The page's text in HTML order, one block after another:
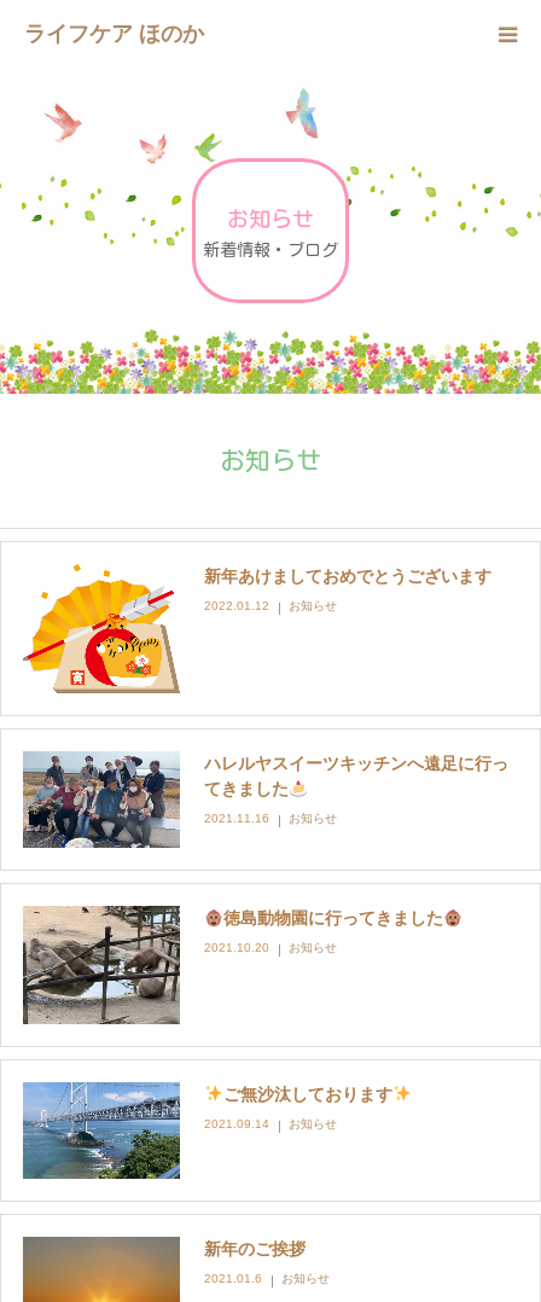
ライフケア ほのか
お知らせ
新着情報・ブログ
お知らせ
新年あけましておめでとうございます
2022.01.12 お知らせ
ハレルヤスイーツキッチンへ遠足に行っ
てきました
2021.11.16 お知らせ
徳島動物園に行ってきました
2021.10.20 お知らせ
ご無沙汰しております
2021.09.14 お知らせ
新年のご挨拶
2021.01.6 お知らせ
一日の流れ・年間行事
ご利用案内
採用情報
お問い合わせ